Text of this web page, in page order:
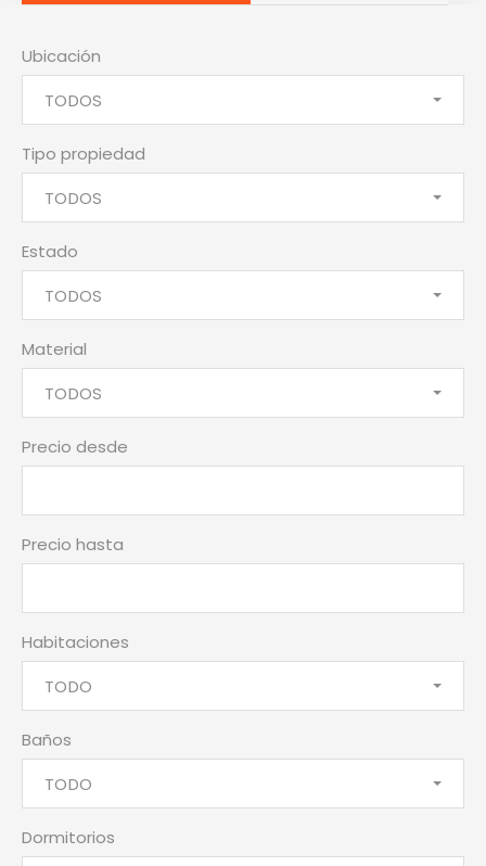
Ubicación
TODOS
Tipo propiedad
TODOS
Estado
TODOS
Material
TODOS
Precio desde
Precio hasta
Habitaciones
TODO
Baños
TODO
Dormitorios